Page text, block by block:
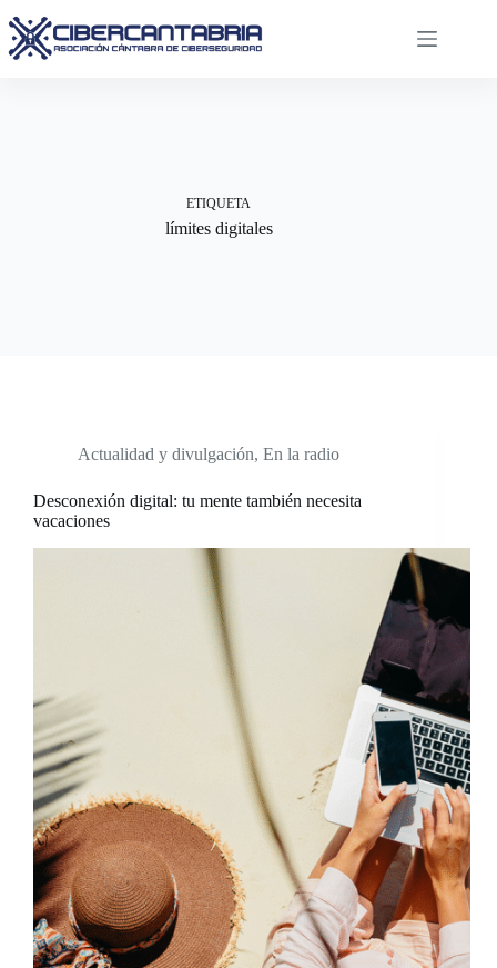
al
contenido
ETIQUETA
límites digitales
Actualidad y divulgación, En la radio
Desconexión digital: tu mente también necesita
vacaciones